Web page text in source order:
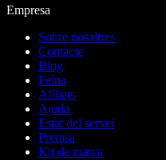
Empresa
Sobre nosaltres
Contacte
Blog
Feina
Afiliats
Ajuda
Estat del servei
Premsa
Kit de marca